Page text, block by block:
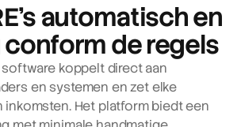
automatisch en
de regels
software koppelt direct aan
en systemen en zet elke
inkomsten. Het platform biedt een